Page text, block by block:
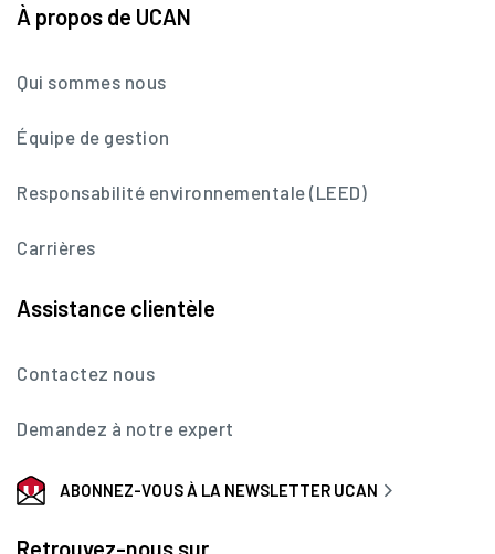
À propos de UCAN
Qui sommes nous
Équipe de gestion
Responsabilité environnementale (LEED)
Carrières
Assistance clientèle
Contactez nous
Demandez à notre expert
ABONNEZ-VOUS À LA NEWSLETTER UCAN
Retrouvez-nous sur